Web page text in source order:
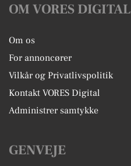
OM VORES DIGITAL
Om os
For annoncører
Vilkår og Privatlivspolitik
Kontakt VORES Digital
Administrer samtykke
GENVEJE